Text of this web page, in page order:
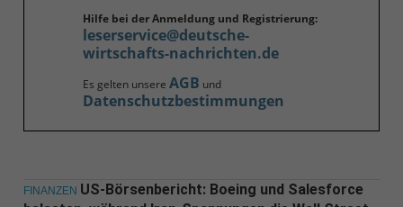
Hilfe bei der Anmeldung und Registrierung:
leserservice@deutsche-
wirtschafts-nachrichten.de
Es gelten unsere AGB und
Datenschutzbestimmungen
FINANZEN US-Börsenbericht: Boeing und Salesforce